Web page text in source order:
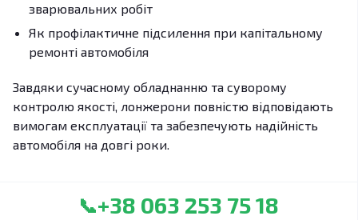
зварювальних робіт
Як профілактичне підсилення при капітальному
ремонті автомобіля
Завдяки сучасному обладнанню та суворому
контролю якості, лонжерони повністю відповідають
вимогам експлуатації та забезпечують надійність
автомобіля на довгі роки.
📞+38 063 253 75 18